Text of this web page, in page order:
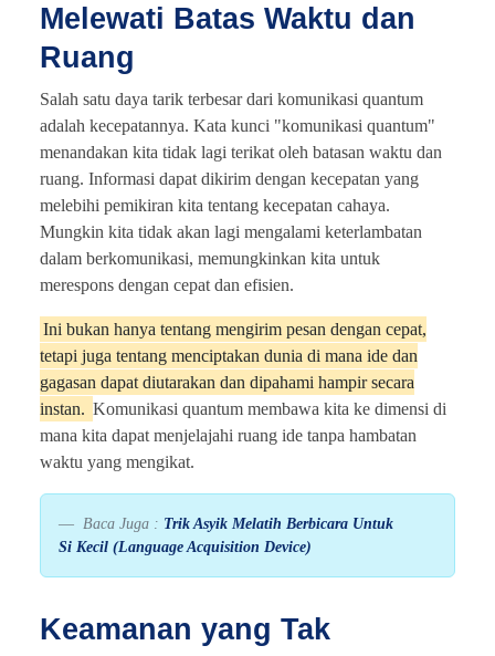
Melewati Batas Waktu dan
Ruang
Salah satu daya tarik terbesar dari komunikasi quantum
adalah kecepatannya. Kata kunci "komunikasi quantum"
menandakan kita tidak lagi terikat oleh batasan waktu dan
ruang. Informasi dapat dikirim dengan kecepatan yang
melebihi pemikiran kita tentang kecepatan cahaya.
Mungkin kita tidak akan lagi mengalami keterlambatan
dalam berkomunikasi, memungkinkan kita untuk
merespons dengan cepat dan efisien.
Ini bukan hanya tentang mengirim pesan dengan cepat,
tetapi juga tentang menciptakan dunia di mana ide dan
gagasan dapat diutarakan dan dipahami hampir secara
instan. Komunikasi quantum membawa kita ke dimensi di
mana kita dapat menjelajahi ruang ide tanpa hambatan
waktu yang mengikat.
Baca Juga : Trik Asyik Melatih Berbicara Untuk
Si Kecil (Language Acquisition Device)
Keamanan yang Tak